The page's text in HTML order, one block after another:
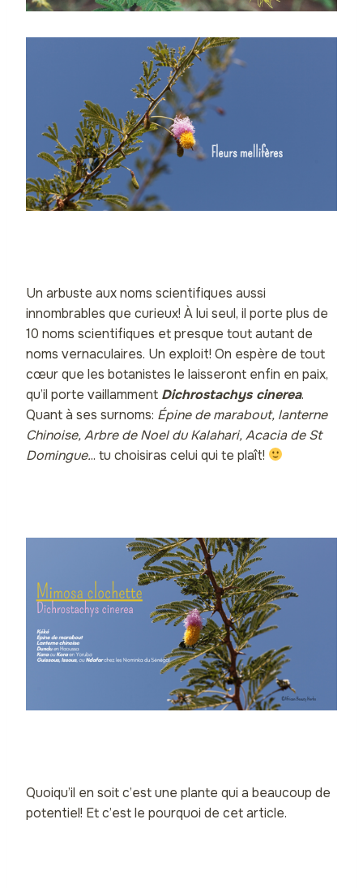
Un arbuste aux noms scientifiques aussi
innombrables que curieux! À lui seul, il porte plus de
10 noms scientifiques et presque tout autant de
noms vernaculaires. Un exploit! On espère de tout
cœur que les botanistes le laisseront enfin en paix,
qu’il porte vaillamment Dichrostachys cinerea.
Quant à ses surnoms: Épine de marabout, lanterne
Chinoise, Arbre de Noel du Kalahari, Acacia de St
Domingue... tu choisiras celui qui te plaît!
Quoiqu’il en soit c’est une plante qui a beaucoup de
potentiel! Et c’est le pourquoi de cet article.